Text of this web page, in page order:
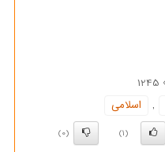
1245
,
اسلامی
(1)
(0)